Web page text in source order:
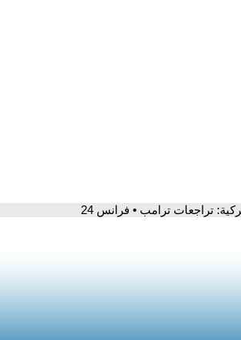
تراجعات ترامب • فرانس 24